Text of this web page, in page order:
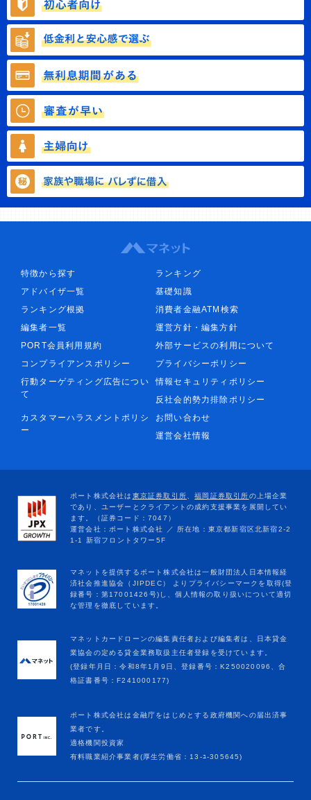
特徴から探す
ランキング
アドバイザ一覧
基礎知識
ランキング根拠
消費者金融ATM検索
編集者一覧
運営方針・編集方針
PORT会員利用規約
外部サービスの利用について
コンプライアンスポリシー
プライバシーポリシー
行動ターゲティング広告につい
て
情報セキュリティポリシー
反社会的勢力排除ポリシー
カスタマーハラスメントポリシ
ー
お問い合わせ
運営会社情報
マネットカードローンの編集責任者および編集者は、日本貸金
業協会の定める貸金業務取扱主任者登録を受けています。
(登録年月日：令和8年1月9日、登録番号：K250020096、合
格証書番号：F241000177)
ポート株式会社は金融庁をはじめとする政府機関への届出済事
業者です。
適格機関投資家
有料職業紹介事業者(厚生労働省：13-ﾕ-305645)